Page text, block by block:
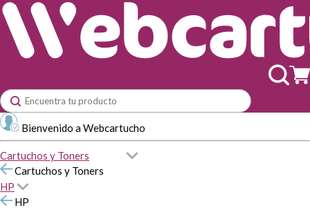
Bienvenido a Webcartucho
Cartuchos y Toners
Cartuchos y Toners
HP
HP